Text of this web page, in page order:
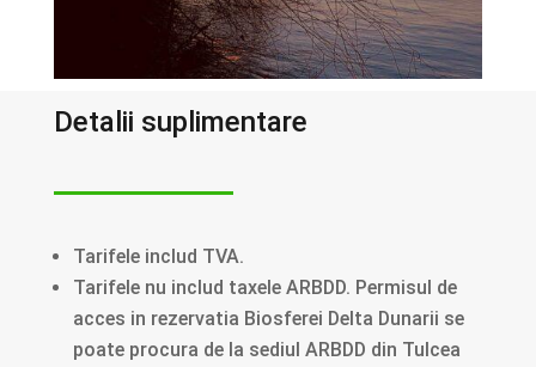
Detalii suplimentare
Tarifele includ TVA.
Tarifele nu includ taxele ARBDD. Permisul de
acces in rezervatia Biosferei Delta Dunarii se
poate procura de la sediul ARBDD din Tulcea